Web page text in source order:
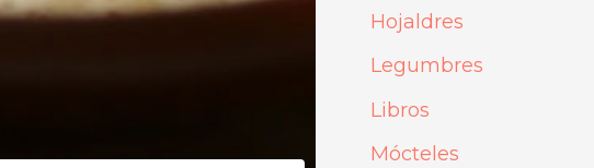
Hojaldres
Legumbres
Libros
Mócteles